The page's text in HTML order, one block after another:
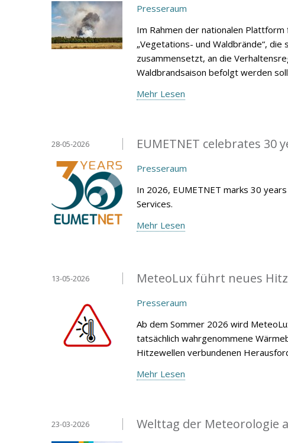
Presseraum
Im Rahmen der nationalen
„Vegetations- und Waldbrände“,
zusammensetzt, an die
Waldbrandsaison befolgt werden
Mehr Lesen
EUMETNET celebrates
28-05-2026
Presseraum
In 2026, EUMETNET marks 30
Services.
Mehr Lesen
MeteoLux führt neues
13-05-2026
Presseraum
Ab dem Sommer 2026 wird
tatsächlich wahrgenommene
Hitzewellen verbundenen
Mehr Lesen
Welttag der Meteorologie
23-03-2026